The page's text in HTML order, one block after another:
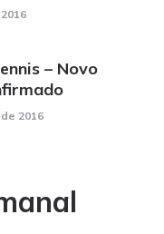
– Novo
2016